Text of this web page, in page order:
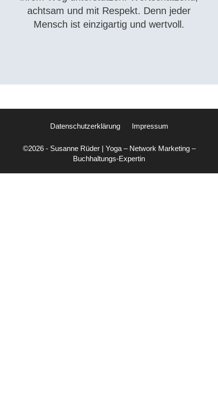
achtsam und mit Respekt. Denn jeder
Mensch ist einzigartig und wertvoll.
Datenschutzerklärung Impressum
©2026 - Susanne Rüder | Yoga – Network Marketing –
Buchhaltungs-Expertin